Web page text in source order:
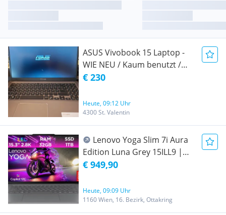
ASUS Vivobook 15 Laptop -
WIE NEU / Kaum benutzt /
Ohne Gebrauchsspuren!
€ 230
Heute, 09:12 Uhr
4300 St. Valentin
Lenovo Yoga Slim 7i Aura
Edition Luna Grey 15ILL9 |
Intel Core Ultra 7 | 32GB
Oled | Windows 11 Home |
war nur Verpackung
aufgemacht | Zustand: Neu
€ 949,90
Heute, 09:09 Uhr
1160 Wien, 16. Bezirk, Ottakring